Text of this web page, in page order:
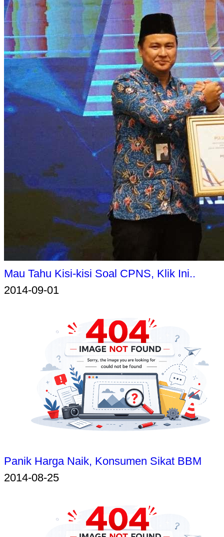
Mau Tahu Kisi-kisi Soal CPNS, Klik Ini..
2014-09-01
Panik Harga Naik, Konsumen Sikat BBM
2014-08-25